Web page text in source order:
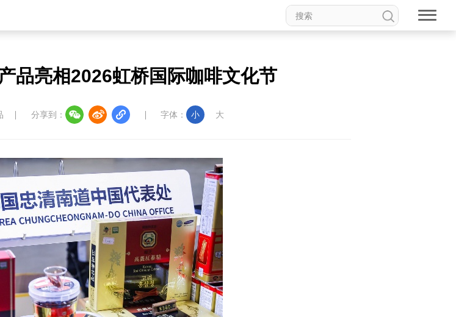
品亮相2026虹桥国际咖啡文化节
分享到： 字体： 小 大